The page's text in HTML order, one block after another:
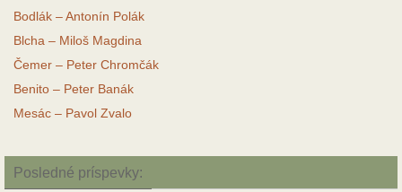
Bodlák – Antonín Polák
Blcha – Miloš Magdina
Čemer – Peter Chromčák
Benito – Peter Banák
Mesác – Pavol Zvalo
Posledné príspevky: